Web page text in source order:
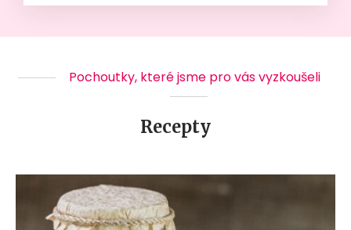
Pochoutky, které jsme pro vás vyzkoušeli
Recepty